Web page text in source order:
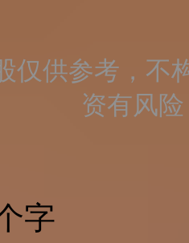
仅供参考，不
资有风
字